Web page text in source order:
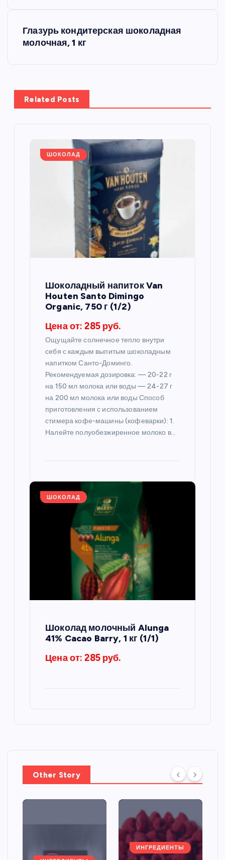
а
ц
Глазурь кондитерская шоколадная
молочная, 1 кг
Related Posts
ШОКОЛАД
Шоколадный напиток Van
Houten Santo Dimingo
Organic, 750 г (1/2)
Цена от: 285 руб.
Ощущайте солнечное тепло внутри
себя с каждым выпитым шоколадным
напитком Санто-Доминго.
Рекомендуемая дозировка: — 20-22 г
на 150 мл молока или воды — 24-27 г
на 200 мл молока или воды Способ
приготовления с использованием
стимера кофе-машины (кофеварки): 1.
Налейте полуобезжиренное молоко в…
ШОКОЛАД
Шоколад молочный Alunga
41% Cacao Barry, 1 кг (1/1)
Цена от: 285 руб.
Other Story
ИНГРЕДИЕНТЫ